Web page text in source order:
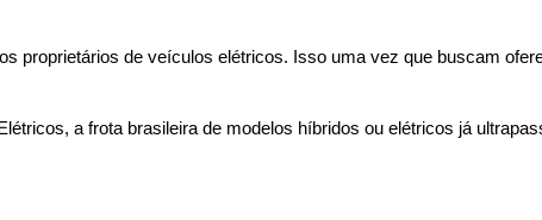
proprietários de veículos elétricos. Isso uma vez que buscam
a frota brasileira de modelos híbridos ou elétricos já